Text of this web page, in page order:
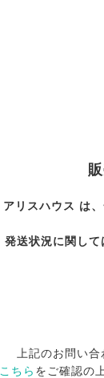
アリスハウス は
発送状況に関して
上記のお問い
こちら をご確認の